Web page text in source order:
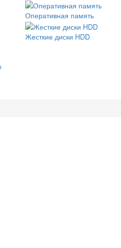
Оперативная память
Жесткие диски HDD